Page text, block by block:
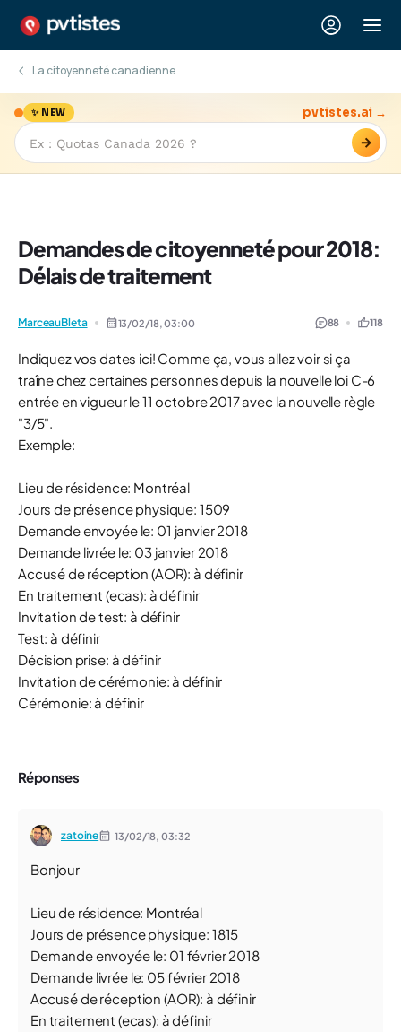
La citoyenneté canadienne
✨ NEW
→
pvtistes.ai →
Demandes de citoyenneté pour 2018:
Délais de traitement
MarceauBleta 13/02/18,03:00 88 118
Indiquez vos dates ici! Comme ça, vous allez voir si ça
traîne chez certaines personnes depuis la nouvelle loi C-6
entrée en vigueur le 11 octobre 2017 avec la nouvelle règle
"3/5".
Exemple:
Lieu de résidence: Montréal
Jours de présence physique: 1509
Demande envoyée le: 01 janvier 2018
Demande livrée le: 03 janvier 2018
Accusé de réception (AOR): à définir
En traitement (ecas): à définir
Invitation de test: à définir
Test: à définir
Décision prise: à définir
Invitation de cérémonie: à définir
Cérémonie: à définir
Réponses
zatoine 13/02/18,03:32
Bonjour
Lieu de résidence: Montréal
Jours de présence physique: 1815
Demande envoyée le: 01 février 2018
Demande livrée le: 05 février 2018
Accusé de réception (AOR): à définir
En traitement (ecas): à définir